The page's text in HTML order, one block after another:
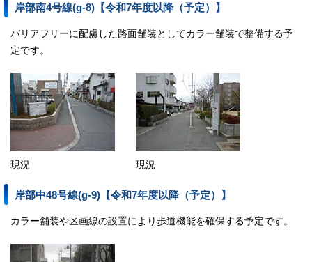
岸部南4号線(g-8)【令和7年度以降（予定）】
バリアフリーに配慮した路面舗装としてカラー舗装で整備する予
定です。
現況 現況
岸部中48号線(g-9)【令和7年度以降（予定）】
カラー舗装や区画線の設置により歩道機能を確保する予定です。